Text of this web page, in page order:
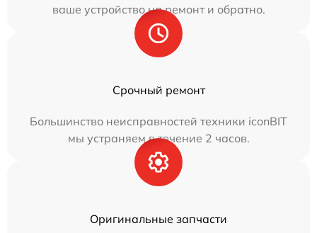
ваше устройство на ремонт и обратно.
Срочный ремонт
Большинство неисправностей техники iconBIT
мы устраняем в течение 2 часов.
Оригинальные запчасти